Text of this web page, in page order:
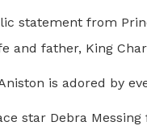
statement from
and father, King
is adored by
star Debra